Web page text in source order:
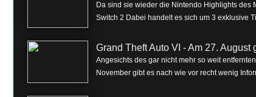
Da sind sie wieder die Nintendo Highlights
Switch 2 Dabei handelt es sich um 3 exklusive
Grand Theft Auto VI - Am 27.
Angesichts des gar nicht mehr so weit
November gibt es nach wie vor recht wenig